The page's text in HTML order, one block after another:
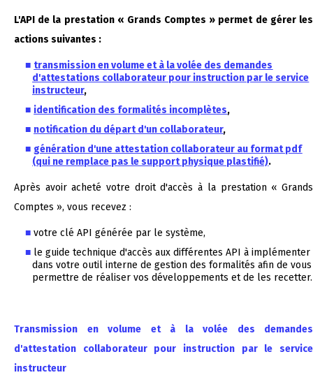
L'API de la prestation « Grands Comptes » permet de gérer les
actions suivantes :
transmission en volume et à la volée des demandes
d'attestations collaborateur pour instruction par le service
instructeur,
identification des formalités incomplètes,
notification du départ d'un collaborateur,
génération d'une attestation collaborateur au format pdf
(qui ne remplace pas le support physique plastifié).
Après avoir acheté votre droit d'accès à la prestation « Grands
Comptes », vous recevez :
votre clé API générée par le système,
le guide technique d'accès aux différentes API à implémenter
dans votre outil interne de gestion des formalités afin de vous
permettre de réaliser vos développements et de les recetter.
Transmission en volume et à la volée des demandes
d'attestation collaborateur pour instruction par le service
instructeur